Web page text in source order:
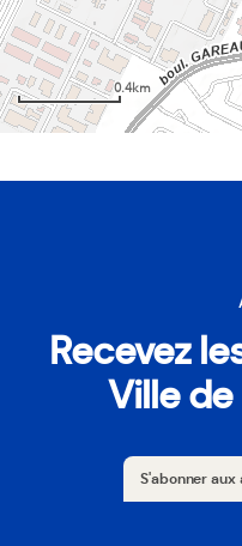
Recevez
Ville
S'abonner aux